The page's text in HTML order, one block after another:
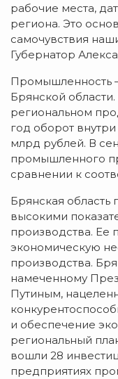
рабочие места,
региона. Это
самочувствия
Губернатор
Промышленность
Брянской
региональном
год оборот внутри
млрд рублей. В
промышленного
сравнении к
Брянская область
высокими
производства. Ее
экономическую
производства.
намеченному
Путиным,
и обеспечение
региональный
вошли 28
предприятиях